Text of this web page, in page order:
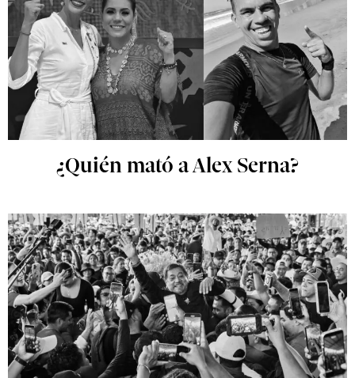
¿Quién mató a Alex Serna?